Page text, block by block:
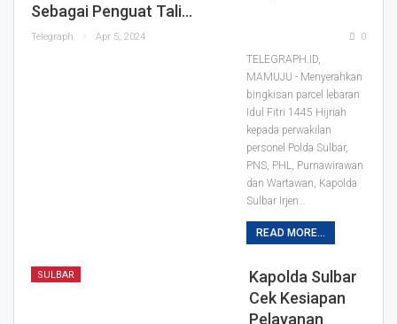
Sebagai Penguat Tali…
Telegraph Apr 5, 2024 0
TELEGRAPH.ID,
MAMUJU - Menyerahkan
bingkisan parcel lebaran
Idul Fitri 1445 Hijriah
kepada perwakilan
personel Polda Sulbar,
PNS, PHL, Purnawirawan
dan Wartawan, Kapolda
Sulbar Irjen…
READ MORE...
SULBAR
Kapolda Sulbar
Cek Kesiapan
Pelayanan